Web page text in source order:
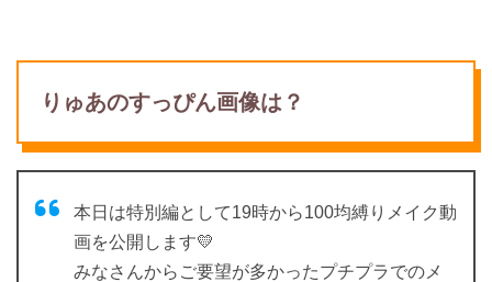
りゅあのすっぴん画像は？
本日は特別編として19時から100均縛りメイク動
画を公開します💛
みなさんからご要望が多かったプチプラでのメ